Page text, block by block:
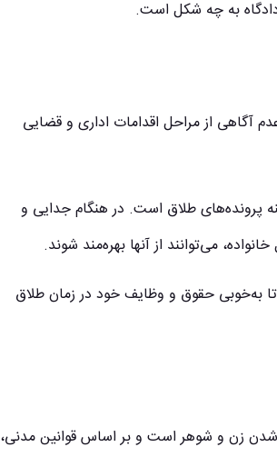
دادگاه به چه شکل است.
آگاهی از مراحل اقدامات اداری و قضایی
پرونده‌های طلاق است. در هنگام جدایی و
می‌توانند از آنها بهره‌مند شوند.
به‌خوبی حقوق و وظایف خود در زمان طلاق
زن و شوهر است و بر اساس قوانین مدنی،